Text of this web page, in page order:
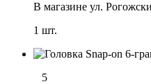
В магазине ул.
1 шт.
5